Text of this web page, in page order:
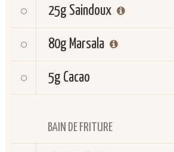
25g Saindoux
80g Marsala
5g Cacao
BAIN DE FRITURE